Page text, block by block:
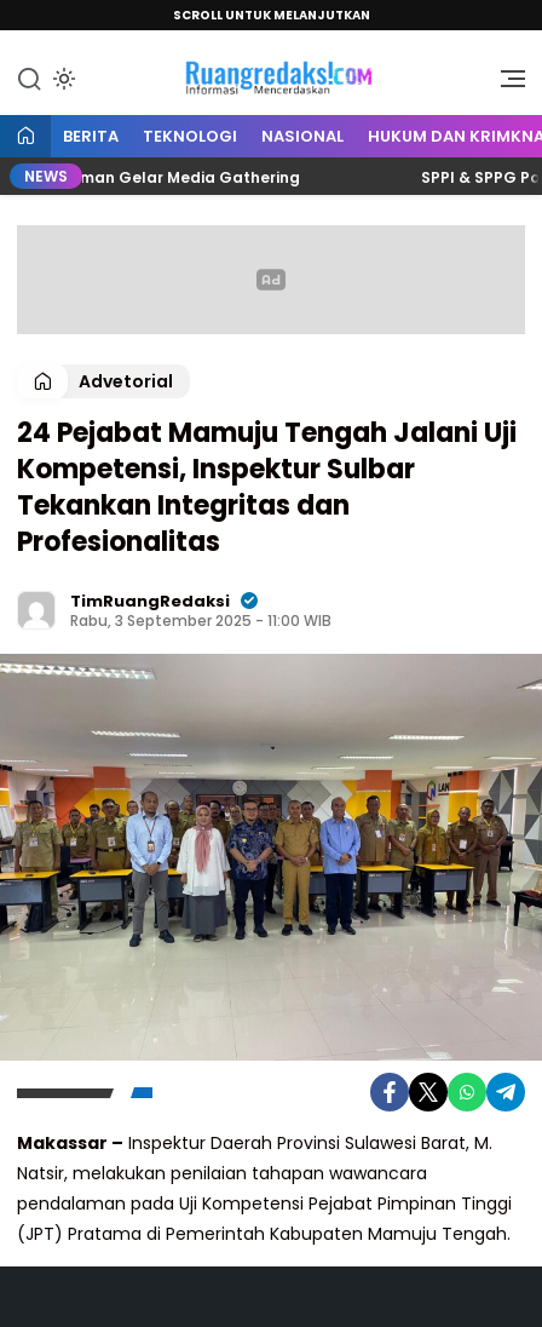
SCROLL UNTUK MELANJUTKAN
Ruang Redaksi
Informasi Mencerdaskan
BERITA TEKNOLOGI NASIONAL HUKUM DAN
NEWS Gelar Media Gathering SPPI & SPPG
Advetorial
24 Pejabat Mamuju Tengah Jalani Uji
Kompetensi, Inspektur Sulbar
Tekankan Integritas dan
Profesionalitas
TimRuangRedaksi
Rabu, 3 September 2025 - 11:00 WIB
Makassar – Inspektur Daerah Provinsi Sulawesi Barat, M.
Natsir, melakukan penilaian tahapan wawancara
pendalaman pada Uji Kompetensi Pejabat Pimpinan Tinggi
(JPT) Pratama di Pemerintah Kabupaten Mamuju Tengah.